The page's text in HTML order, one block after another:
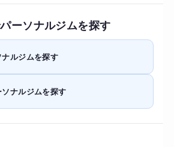
ーソナルジムを探す
ルジムを探す
ナルジムを探す